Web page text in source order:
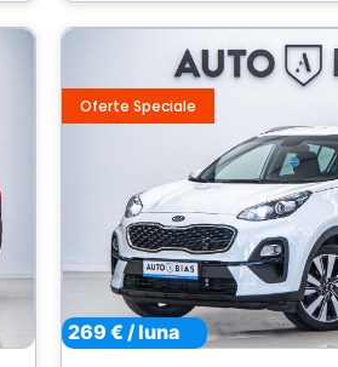
Oferte Speciale
269 € / luna